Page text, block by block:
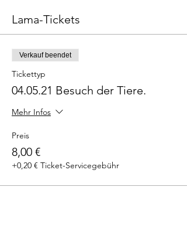
Lama-Tickets
Verkauf beendet
Tickettyp
04.05.21 Besuch der Tiere.
Mehr Infos
Preis
8,00 €
+0,20 € Ticket-Servicegebühr